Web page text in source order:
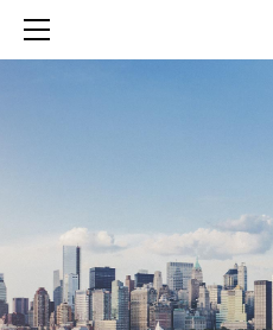
知財活動の
生成AIを活用した
生成AIとの「壁打ち」で、